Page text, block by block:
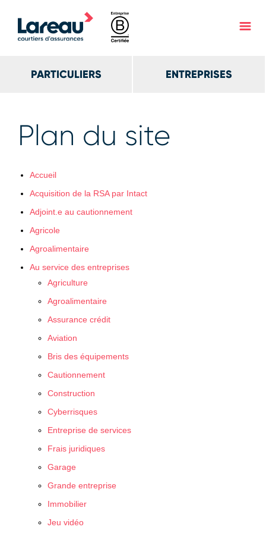
PARTICULIERS ENTREPRISES
Plan du site
Accueil
Acquisition de la RSA par Intact
Adjoint.e au cautionnement
Agricole
Agroalimentaire
Au service des entreprises
Agriculture
Agroalimentaire
Assurance crédit
Aviation
Bris des équipements
Cautionnement
Construction
Cyberrisques
Entreprise de services
Frais juridiques
Garage
Grande entreprise
Immobilier
Jeu vidéo